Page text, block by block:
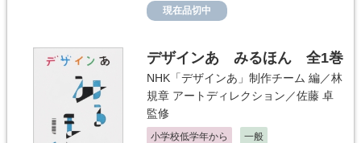
現在品切中
デザインあ みるほん 全1巻
NHK「デザインあ」制作チーム 編／林
規章 アートディレクション／佐藤 卓
監修
小学校低学年から 一般